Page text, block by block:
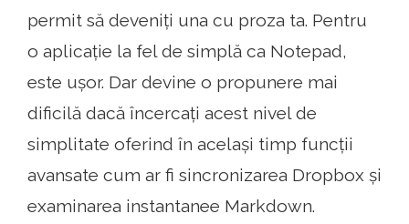
permit să deveniți una cu proza ​​ta. Pentru
o aplicație la fel de simplă ca Notepad,
este ușor. Dar devine o propunere mai
dificilă dacă încercați acest nivel de
simplitate oferind în același timp funcții
avansate cum ar fi sincronizarea Dropbox și
examinarea instantanee Markdown.